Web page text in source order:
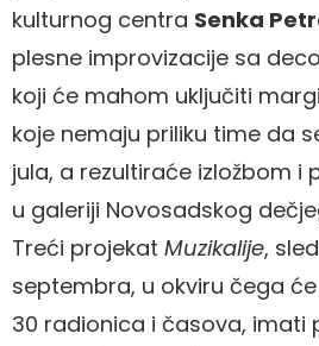
kulturnog centra Senka
plesne improvizacije sa
koji će mahom uključiti
koje nemaju priliku time da
jula, a rezultiraće izložbom i
u galeriji Novosadskog
Treći projekat Muzikalije,
septembra, u okviru čega
30 radionica i časova, imati